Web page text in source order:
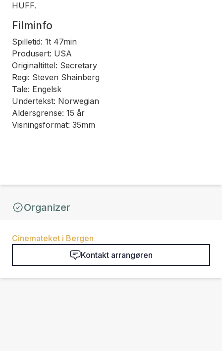
HUFF.
Filminfo
Spilletid: 1t 47min
Produsert: USA
Originaltittel: Secretary
Regi: Steven Shainberg
Tale: Engelsk
Undertekst: Norwegian
Aldersgrense: 15 år
Visningsformat: 35mm
Organizer
Cinemateket i Bergen
Kontakt arrangøren